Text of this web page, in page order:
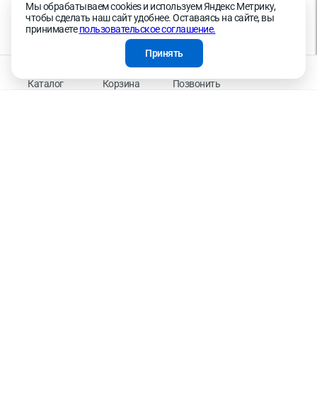
Каталог Корзина Позвонить
Продолжая работу с сайтом, вы даете согласие на использование сайтом cookies и
на обработку персональных данных в целях функционирования сайта, проведения
ретаргетинга, статистических исследований, улучшения сервиса и предоставления
релевантной рекламной информации на основе ваших предпочтений и интересов.
На информационном ресурсе применяются рекомендательные технологии —
Правила применения рекомендательных технологий
Мы обрабатываем cookies и используем Яндекс Метрику,
чтобы сделать наш сайт удобнее. Оставаясь на сайте, вы
принимаетепользовательское соглашение.
Принять